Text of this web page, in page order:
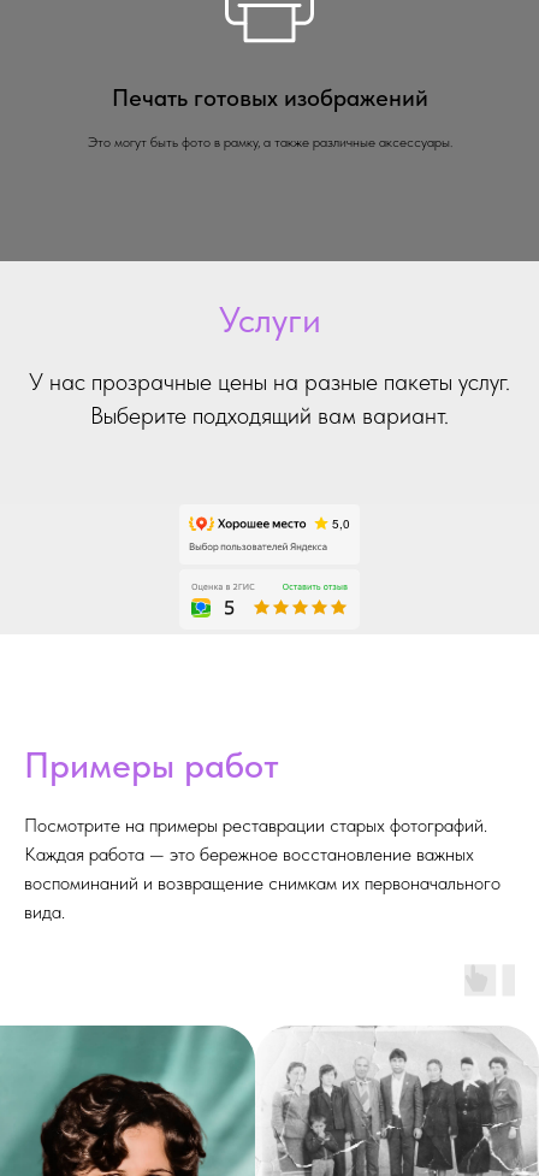
Печать готовых изображений
Это могут быть фото в рамку, а также различные аксессуары.
Услуги
У нас прозрачные цены на разные пакеты услуг.
Выберите подходящий вам вариант.
Примеры работ
Посмотрите на примеры реставрации старых фотографий.
Каждая работа — это бережное восстановление важных
воспоминаний и возвращение снимкам их первоначального
вида.